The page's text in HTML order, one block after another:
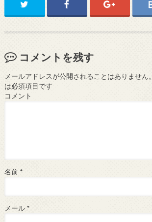
コメントを残す
メールアドレスが公開されることはありません。
は必須項目です
コメント
名前 *
メール *